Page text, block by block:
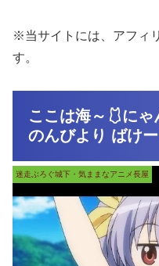
※当サイトには、アフィ
す。
ここは海～🩱に
のんびより ばけー
迷走ぶろぐ城下・気ままなアニメ長屋